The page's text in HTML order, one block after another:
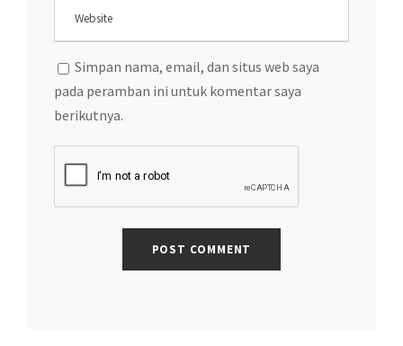
Simpan nama, email, dan situs web saya
pada peramban ini untuk komentar saya
berikutnya.